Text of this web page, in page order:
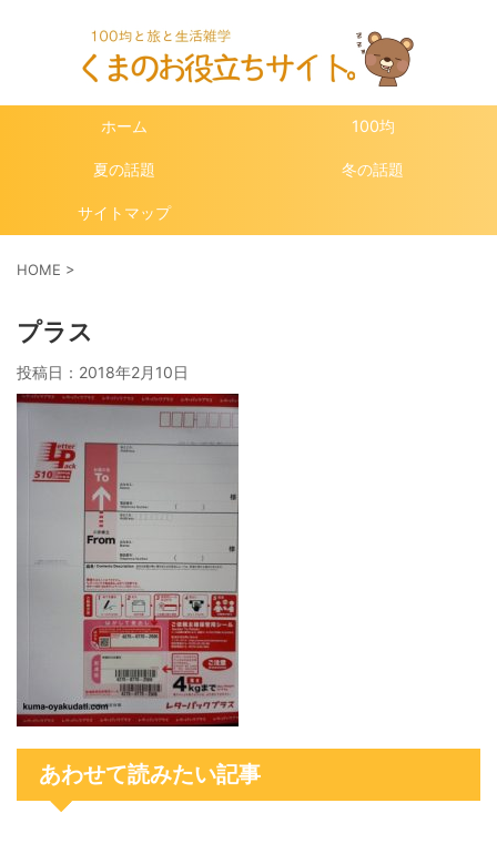
ホーム 100均
夏の話題 冬の話題
サイトマップ
HOME >
プラス
投稿日： 2018年2月10日
あわせて読みたい記事